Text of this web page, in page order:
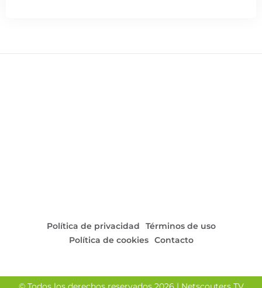
Política de privacidad
Términos de uso
Política de cookies Contacto